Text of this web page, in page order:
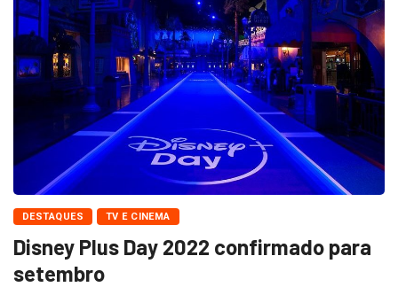
DESTAQUES TV E CINEMA
Disney Plus Day 2022 confirmado para
setembro